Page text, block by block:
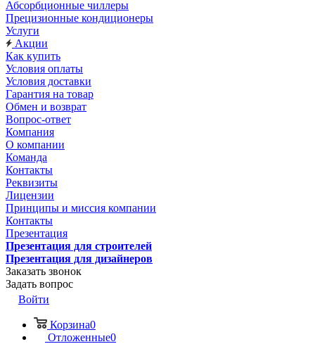
Абсорбционные чиллеры
Прецизионные кондиционеры
Услуги
Акции
Как купить
Условия оплаты
Условия доставки
Гарантия на товар
Обмен и возврат
Вопрос-ответ
Компания
О компании
Команда
Контакты
Реквизиты
Лицензии
Принципы и миссия компании
Контакты
Презентация
Презентация для строителей
Презентация для дизайнеров
Заказать звонок
Задать вопрос
Войти
Корзина0
Отложенные0